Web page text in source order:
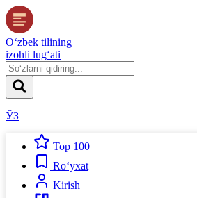
O‘zbek tilining
izohli lug‘ati
ЎЗ
Top 100
Ro‘yxat
Kirish